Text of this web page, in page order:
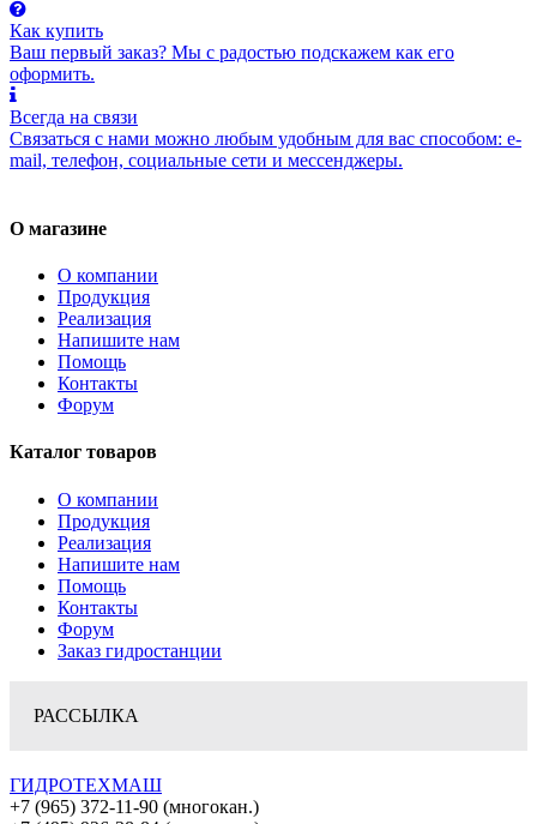
Как купить
Ваш первый заказ? Мы с радостью подскажем как его
оформить.
Всегда на связи
Связаться с нами можно любым удобным для вас способом: e-
mail, телефон, социальные сети и мессенджеры.
О магазине
О компании
Продукция
Реализация
Напишите нам
Помощь
Контакты
Форум
Каталог товаров
О компании
Продукция
Реализация
Напишите нам
Помощь
Контакты
Форум
Заказ гидростанции
РАССЫЛКА
ГИДРОТЕХМАШ
+7 (965) 372-11-90 (многокан.)